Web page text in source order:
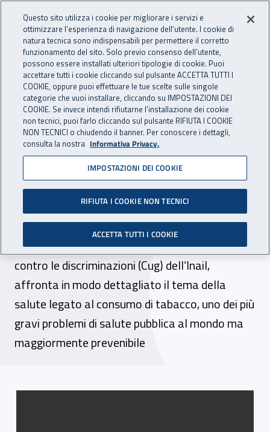
INAIL - Istituto Nazionale
Apri cerca
Navigazione principale
Navigazione - Ti trovi in:
Home Inail comunica Multimedia Video gallery
Webinar - "Prenditi cura
della tua salute: il fumo
classico e moderno"
Il webinar, organizzato dal Comitato unico di
garanzia per le pari opportunità, la
valorizzazione del benessere di chi lavora e
contro le discriminazioni (Cug) dell’Inail,
affronta in modo dettagliato il tema della
salute legato al consumo di tabacco, uno dei più
gravi problemi di salute pubblica al mondo ma
maggiormente prevenibile
Questo sito utilizza i cookie per migliorare i servizi e
ottimizzare l’esperienza di navigazione dell’utente. I cookie di
natura tecnica sono indispensabili per permettere il corretto
funzionamento del sito. Solo previo consenso dell’utente,
possono essere installati ulteriori tipologie di cookie. Puoi
accettare tutti i cookie cliccando sul pulsante ACCETTA TUTTI I
COOKIE, oppure puoi effettuare le tue scelte sulle singole
categorie che vuoi installare, cliccando su IMPOSTAZIONI DEI
COOKIE. Se invece intendi rifiutarne l’installazione dei cookie
non tecnici, puoi farlo cliccando sul pulsante RIFIUTA I COOKIE
NON TECNICI o chiudendo il banner. Per conoscere i dettagli,
consulta la nostra Informativa Privacy.
IMPOSTAZIONI DEI COOKIE
RIFIUTA I COOKIE NON TECNICI
ACCETTA TUTTI I COOKIE